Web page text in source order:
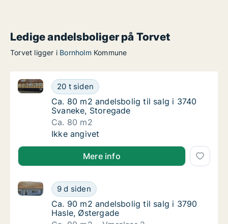
Ledige andelsboliger på Torvet
Torvet ligger i Bornholm Kommune
Ca. 80 m2 andelsbolig til salg i 3740
20 t siden
Ca. 80 m2 andelsbolig til salg i 3740 Svaneke,
Ca. 80 m2 andelsbolig til salg i 3740
Ca. 80 m2 andelsbolig til salg i 3740
Svaneke, Storegade
Ca. 80 m2
Ca. 80 m2 andelsbolig til salg i 3740
Ikke angivet
Mere info
Ca. 90 m2 andelsbolig til salg i 3790 Hasle,
9 d siden
Ca. 90 m2 andelsbolig til salg i 3790 Hasle,
Ca. 90 m2 andelsbolig til salg i 3790 Hasle,
Ca. 90 m2 andelsbolig til salg i 3790
Hasle, Østergade